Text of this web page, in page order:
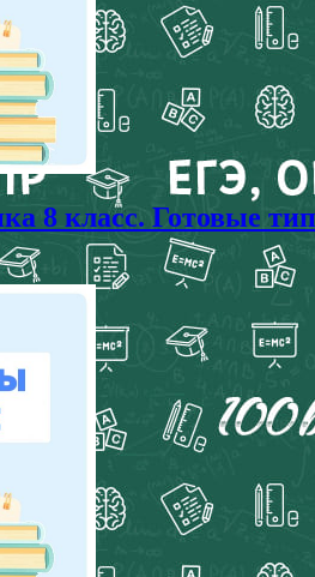
8 класс. Готовые